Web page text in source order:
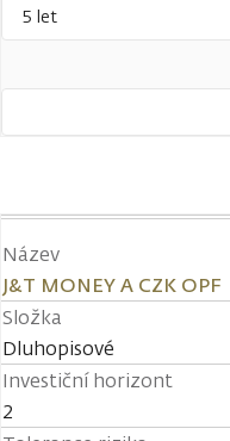
5 let
Název
J&T MONEY A CZK OPF
Složka
Dluhopisové
Investiční horizont
2